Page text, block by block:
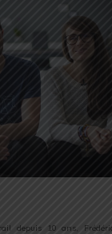
depuis 10 ans,